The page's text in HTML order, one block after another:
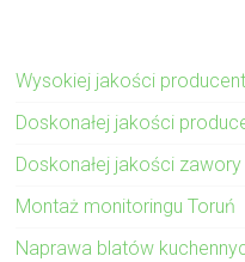
Wysokiej jakości
Doskonałej jakości
Doskonałej jakości
Montaż monitoringu Toruń
Naprawa blatów